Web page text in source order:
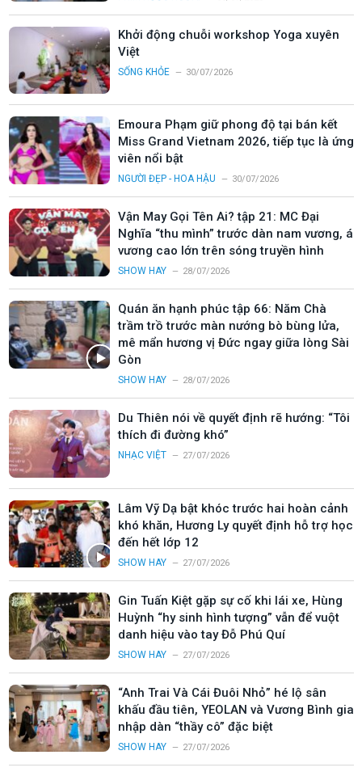
Khởi động chuỗi workshop Yoga xuyên
Việt
SỐNG KHỎE 30/07/2026
Emoura Phạm giữ phong độ tại bán kết
Miss Grand Vietnam 2026, tiếp tục là ứng
viên nổi bật
NGƯỜI ĐẸP - HOA HẬU 30/07/2026
Vận May Gọi Tên Ai? tập 21: MC Đại
Nghĩa “thu mình” trước dàn nam vương, á
vương cao lớn trên sóng truyền hình
SHOW HAY 28/07/2026
Quán ăn hạnh phúc tập 66: Năm Chà
trầm trồ trước màn nướng bò bùng lửa,
mê mẩn hương vị Đức ngay giữa lòng Sài
Gòn
SHOW HAY 28/07/2026
Du Thiên nói về quyết định rẽ hướng: “Tôi
thích đi đường khó”
NHẠC VIỆT 27/07/2026
Lâm Vỹ Dạ bật khóc trước hai hoàn cảnh
khó khăn, Hương Ly quyết định hỗ trợ học
đến hết lớp 12
SHOW HAY 27/07/2026
Gin Tuấn Kiệt gặp sự cố khi lái xe, Hùng
Huỳnh “hy sinh hình tượng” vẫn để vuột
danh hiệu vào tay Đỗ Phú Quí
SHOW HAY 27/07/2026
“Anh Trai Và Cái Đuôi Nhỏ” hé lộ sân
khấu đầu tiên, YEOLAN và Vương Bình gia
nhập dàn “thầy cô” đặc biệt
SHOW HAY 27/07/2026